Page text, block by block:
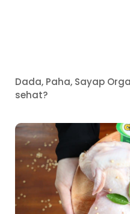
Dada, Paha, Sayap
sehat?